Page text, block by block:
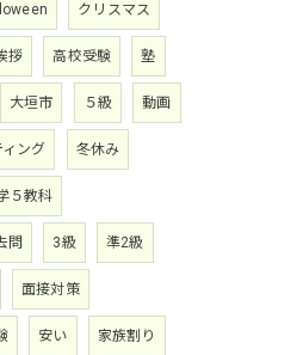
クリスマス
拶 高校受験 塾
大垣市 ５級 動画
ィング 冬休み
５教科
問 3級 準2級
面接対策
安い 家族割り